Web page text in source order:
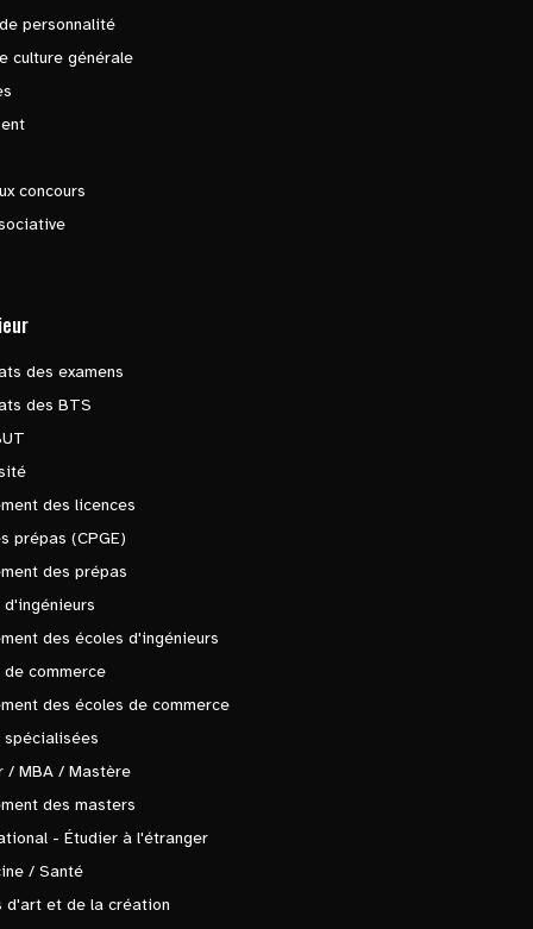
personnalité
culture générale
concours
des examens
des BTS
des licences
prépas (CPGE)
des prépas
d'ingénieurs
des écoles d'ingénieurs
de commerce
des écoles de commerce
spécialisées
/ MBA / Mastère
des masters
- Étudier à l'étranger
/ Santé
d'art et de la création